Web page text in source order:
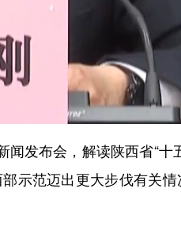
发布会，解读陕西省“十
示范迈出更大步伐有关